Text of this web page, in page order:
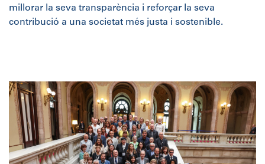
millorar la seva transparència i reforçar la seva
contribució a una societat més justa i sostenible.